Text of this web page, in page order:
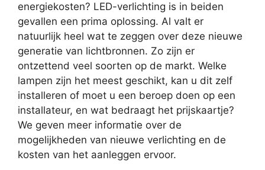
energiekosten? LED-verlichting is in beiden
gevallen een prima oplossing. Al valt er
natuurlijk heel wat te zeggen over deze nieuwe
generatie van lichtbronnen. Zo zijn er
ontzettend veel soorten op de markt. Welke
lampen zijn het meest geschikt, kan u dit zelf
installeren of moet u een beroep doen op een
installateur, en wat bedraagt het prijskaartje?
We geven meer informatie over de
mogelijkheden van nieuwe verlichting en de
kosten van het aanleggen ervoor.